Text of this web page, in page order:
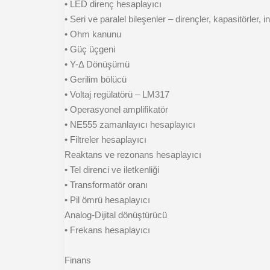
• LED direnç hesaplayıcı
• Seri ve paralel bileşenler – dirençler, kapasitörler,
• Ohm kanunu
• Güç üçgeni
• Y-Δ Dönüşümü
• Gerilim bölücü
• Voltaj regülatörü – LM317
• Operasyonel amplifikatör
• NE555 zamanlayıcı hesaplayıcı
• Filtreler hesaplayıcı
Reaktans ve rezonans hesaplayıcı
• Tel direnci ve iletkenliği
• Transformatör oranı
• Pil ömrü hesaplayıcı
Analog-Dijital dönüştürücü
• Frekans hesaplayıcı
Finans